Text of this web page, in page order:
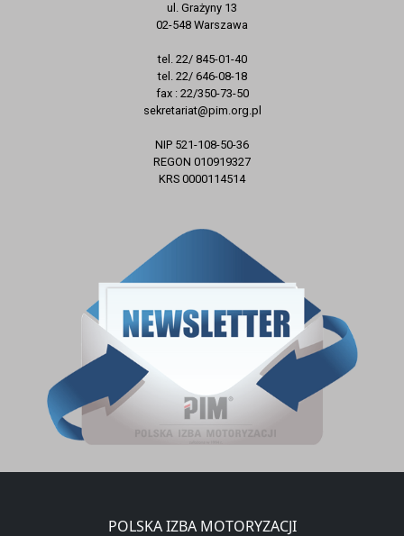
ul. Grażyny 13
02-548 Warszawa
tel. 22/ 845-01-40
tel. 22/ 646-08-18
fax : 22/350-73-50
sekretariat@pim.org.pl
NIP 521-108-50-36
REGON 010919327
KRS 0000114514
ZAPISZ SIĘ DO NEWSLETTERA
E-mail
Zapisz się
POLSKA IZBA MOTORYZACJI